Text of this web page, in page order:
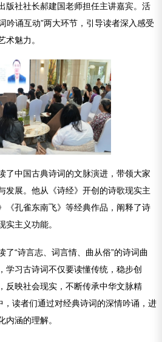
版社社长郝建国老师担任主讲嘉宾。活
吟诵互动”两大环节，引导读者深入感受
术魅力。
了中国古典诗词的文脉演进，带领大家
发展。他从《诗经》开创的诗歌现实主
《孔雀东南飞》等经典作品，阐释了诗
实主义功能。
了“诗言志、词言情、曲从俗”的诗词曲
学习古诗词不仅要读懂传统，稳步创
反映社会现实，不断传承中华文脉精
，读者们通过对经典诗词的深情吟诵，进
内涵的理解。